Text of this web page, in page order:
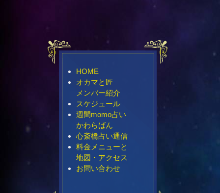
HOME
オカマと匠
メンバー紹介
スケジュール
週間momo占い
かわらばん
心斎橋占い通信
料金メニューと
地図・アクセス
お問い合わせ